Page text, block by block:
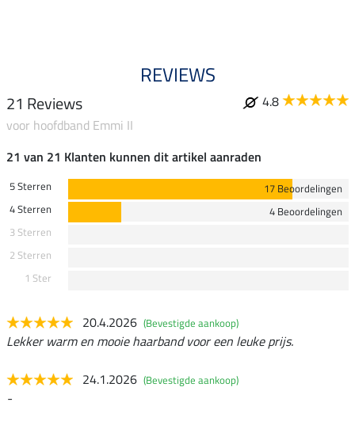
REVIEWS
21 Reviews
4.8
voor hoofdband Emmi II
21 van 21 Klanten kunnen dit artikel aanraden
5 Sterren
17 Beoordelingen
4 Sterren
4 Beoordelingen
3 Sterren
2 Sterren
1 Ster
20.4.2026 (Bevestigde aankoop)
Lekker warm en mooie haarband voor een leuke prijs.
24.1.2026 (Bevestigde aankoop)
-